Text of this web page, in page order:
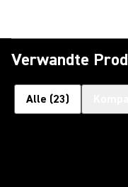
Verwandte
Alle (23)